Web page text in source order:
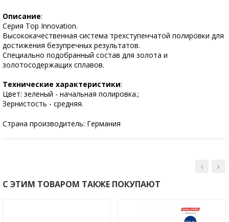
Описание:
Серия Top Innovation.
Высококачественная система трехступенчатой полировки для
достижения безупречных результатов.
Специально подобранный состав для золота и
золотосодержащих сплавов.
Технические характеристики:
Цвет: зеленый - начальная полировка.;
Зернистость - средняя.
Страна производитель: Германия
С ЭТИМ ТОВАРОМ ТАКЖЕ ПОКУПАЮТ